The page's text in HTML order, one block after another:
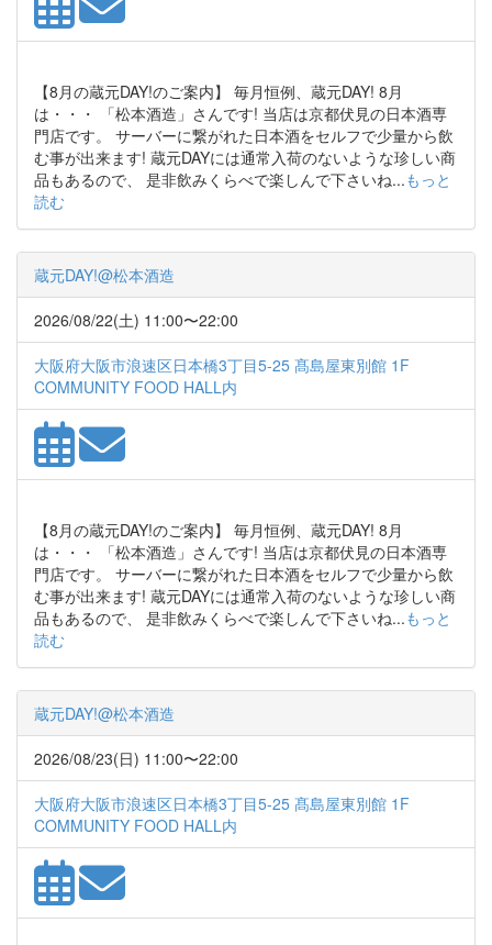
【8月の蔵元DAY!のご案内】 毎月恒例、蔵元DAY! 8月
は・・・ 「松本酒造」さんです! 当店は京都伏見の日本酒専
門店です。 サーバーに繋がれた日本酒をセルフで少量から飲
む事が出来ます! 蔵元DAYには通常入荷のないような珍しい商
品もあるので、 是非飲みくらべで楽しんで下さいね...もっと
読む
蔵元DAY!@松本酒造
2026/08/22(土) 11:00〜22:00
大阪府大阪市浪速区日本橋3丁目5-25 髙島屋東別館 1F
COMMUNITY FOOD HALL内
【8月の蔵元DAY!のご案内】 毎月恒例、蔵元DAY! 8月
は・・・ 「松本酒造」さんです! 当店は京都伏見の日本酒専
門店です。 サーバーに繋がれた日本酒をセルフで少量から飲
む事が出来ます! 蔵元DAYには通常入荷のないような珍しい商
品もあるので、 是非飲みくらべで楽しんで下さいね...もっと
読む
蔵元DAY!@松本酒造
2026/08/23(日) 11:00〜22:00
大阪府大阪市浪速区日本橋3丁目5-25 髙島屋東別館 1F
COMMUNITY FOOD HALL内